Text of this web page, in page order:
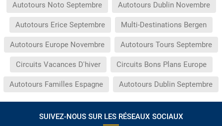
Autotours Noto Septembre Autotours Dublin Novembre
Autotours Erice Septembre Multi-Destinations Bergen
Autotours Europe Novembre Autotours Tours Septembre
Circuits Vacances D'hiver Circuits Bons Plans Europe
Autotours Familles Espagne Autotours Dublin Septembre
SUIVEZ-NOUS SUR LES RÉSEAUX SOCIAUX